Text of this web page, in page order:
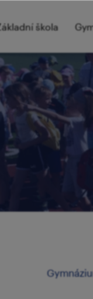
škola